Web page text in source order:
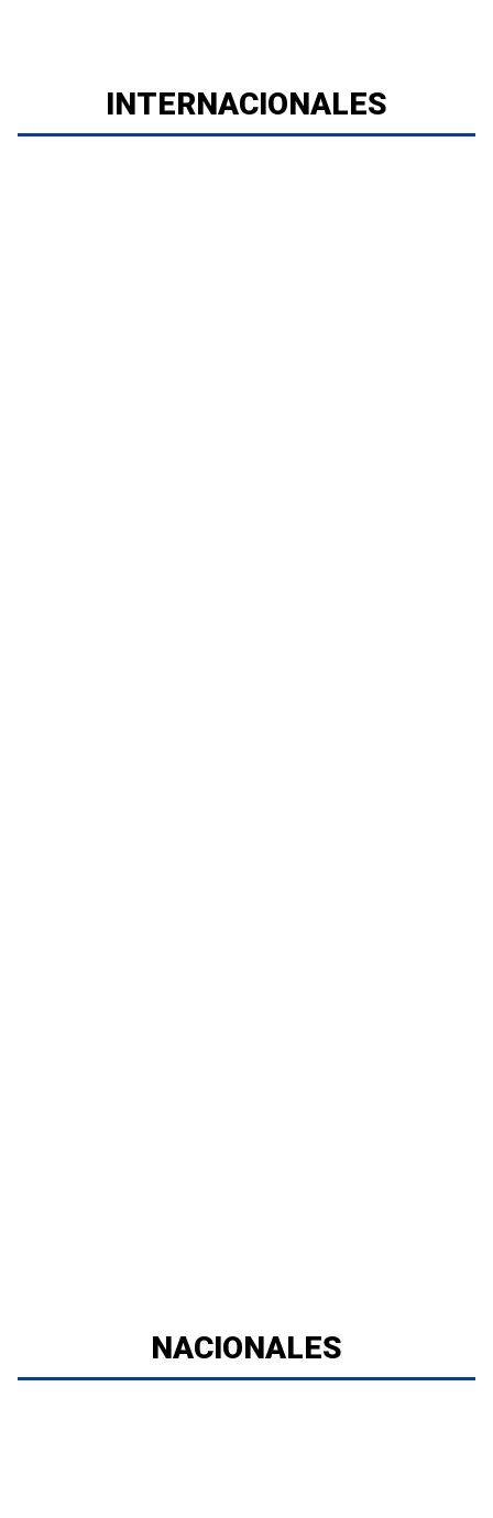
INTERNACIONALES
NACIONALES